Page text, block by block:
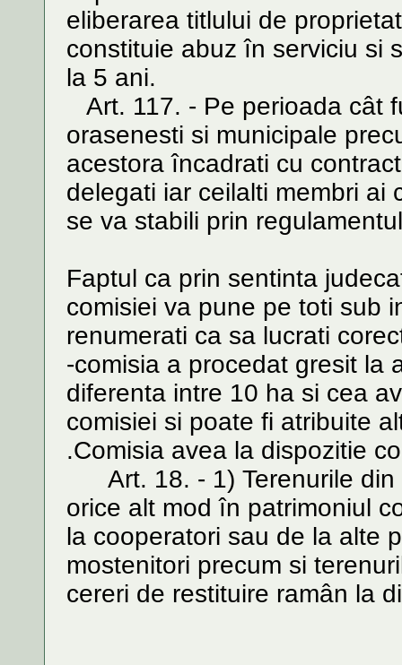
eliberarea titlului de
constituie abuz în serviciu si
la 5 ani.
Art. 117. - Pe perioada cât
orasenesti si municipale
acestora încadrati cu
delegati iar ceilalti membri ai
se va stabili prin
Faptul ca prin sentinta
comisiei va pune pe toti sub
renumerati ca sa lucrati
-comisia a procedat gresit la
diferenta intre 10 ha si cea
comisiei si poate fi atribuite
.Comisia avea la dispozitie
Art. 18. - 1) Terenurile din
orice alt mod în patrimoniul
la cooperatori sau de la alte
mostenitori precum si
cereri de restituire ramân la